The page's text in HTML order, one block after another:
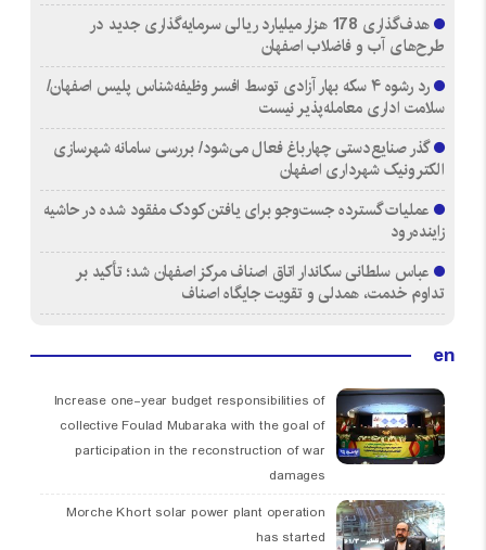
هدف‌گذاری 178 هزار میلیارد ریالی سرمایه‌گذاری جدید در
طرح‌های آب و فاضلاب اصفهان
رد رشوه ۴ سکه بهار آزادی توسط افسر وظیفه‌شناس پلیس اصفهان/
سلامت اداری معامله‌پذیر نیست
گذر صنایع‌دستی چهارباغ فعال می‌شود/ بررسی سامانه شهرسازی
الکترونیک شهرداری اصفهان
عملیات گسترده جست‌وجو برای یافتن کودک مفقود شده در حاشیه
زاینده‌رود
عباس سلطانی سکاندار اتاق اصناف مرکز اصفهان شد؛ تأکید بر
تداوم خدمت، همدلی و تقویت جایگاه اصناف
en
Increase one-year budget responsibilities of
collective Foulad Mubaraka with the goal of
participation in the reconstruction of war
damages
Morche Khort solar power plant operation
has started